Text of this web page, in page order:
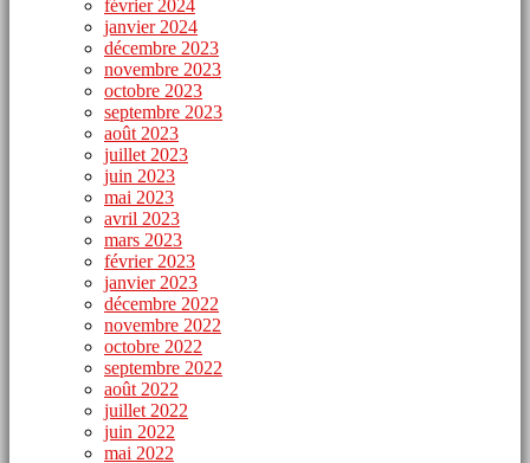
février 2024
janvier 2024
décembre 2023
novembre 2023
octobre 2023
septembre 2023
août 2023
juillet 2023
juin 2023
mai 2023
avril 2023
mars 2023
février 2023
janvier 2023
décembre 2022
novembre 2022
octobre 2022
septembre 2022
août 2022
juillet 2022
juin 2022
mai 2022